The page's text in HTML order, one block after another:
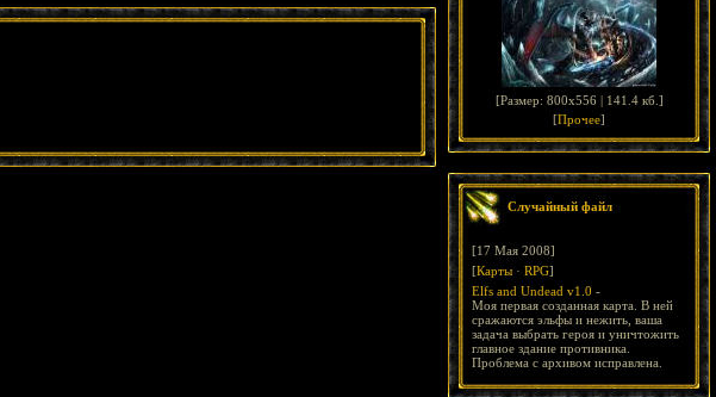
[Размер: 800x556 | 141.4 кб. ]
[Прочее]
Случайный файл
[17 Мая 2008]
[Карты · RPG]
Elfs and Undead v1.0 -
Моя первая созданная карта. В ней
сражаются эльфы и нежить, ваша
задача выбрать героя и уничтожить
главное здание противника.
Проблема с архивом исправлена.